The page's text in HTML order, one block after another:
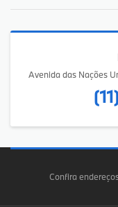
Avenida das Nações
Confira